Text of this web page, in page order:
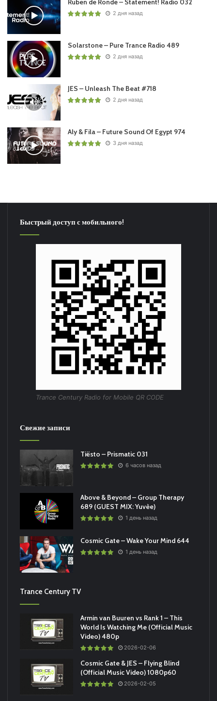
Ruben de Ronde – Statement! Radio 032
2 дня назад
Solarstone – Pure Trance Radio 489
2 дня назад
JES – Unleash The Beat #718
2 дня назад
Aly & Fila – Future Sound Of Egypt 974
3 дня назад
Быстрый доступ с мобильного!
Trance Century Radio for Mobile QR CODE
Свежие записи
Tiësto – Prismatic 031
6 часов назад
Above & Beyond – Group Therapy
689 (GUEST MIX: Yuvèe)
1 день назад
Cosmic Gate – Wake Your Mind 644
1 день назад
Trance Century TV
Armin van Buuren vs Rank 1 – This
World Is Watching Me (Official Music
Video) 480p
2026-02-06
Cosmic Gate & JES – Flying Blind
(Official Music Video) 1080p60
2026-02-05